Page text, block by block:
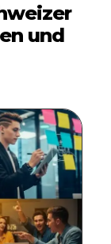
und